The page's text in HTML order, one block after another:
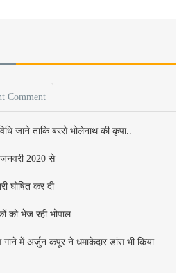
Comment
जाने ताकि बरसे भोलेनाथ की कृपा..
2020 से
घोषित कर दी
को भेज रही भोपाल
गाने में अर्जुन कपूर ने धमाकेदार डांस भी किया